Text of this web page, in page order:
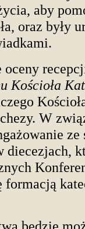
aby
oraz były
oceny
Kościoła
W
ze
diecezjach,
formacją
będzie